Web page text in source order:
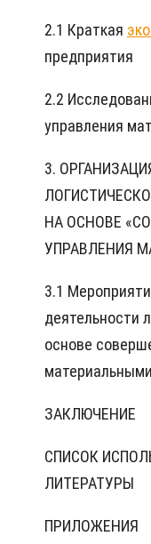
2.1 Краткая
предприятия
2.2
управления
3.
НА ОСНОВЕ
УПРАВЛЕНИЯ
3.1
деятельности
основе
ЗАКЛЮЧЕНИЕ
СПИСОК
ЛИТЕРАТУРЫ
ПРИЛОЖЕНИЯ